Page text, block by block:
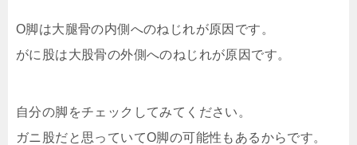
O脚は大腿骨の内側へのねじれが原因です。
がに股は大股骨の外側へのねじれが原因です。
自分の脚をチェックしてみてください。
ガニ股だと思っていてO脚の可能性もあるからです。